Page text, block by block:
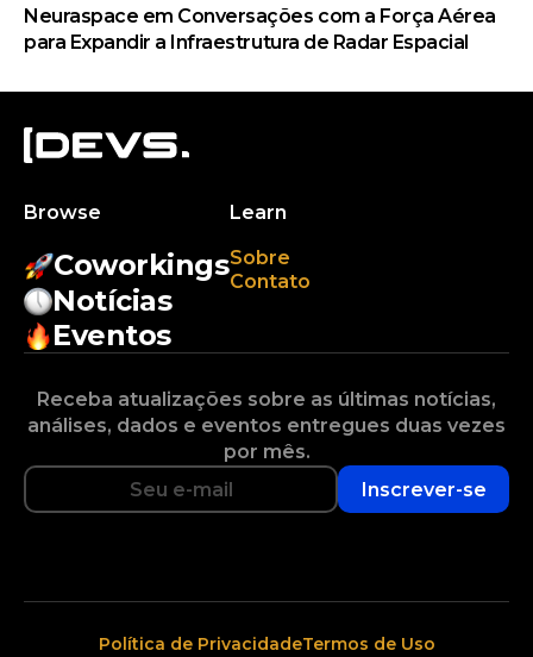
Neuraspace em Conversações com a Força Aérea
para Expandir a Infraestrutura de Radar Espacial
Browse
Coworkings
Notícias
Eventos
Learn
Sobre
Contato
Receba atualizações sobre as últimas notícias,
análises, dados e eventos entregues duas vezes
por mês.
Inscrever-se
Política de PrivacidadeTermos de Uso